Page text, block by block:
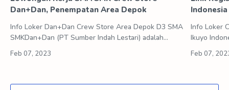
Dan+Dan, Penempatan Area Depok
Info Loker Dan+Dan Crew Store Area Depok D3 SMA
SMKDan+Dan (PT Sumber Indah Lestari) adalah
Sebagai salah satu anak perusahaan dalam…
Info Loker
Ikuyo